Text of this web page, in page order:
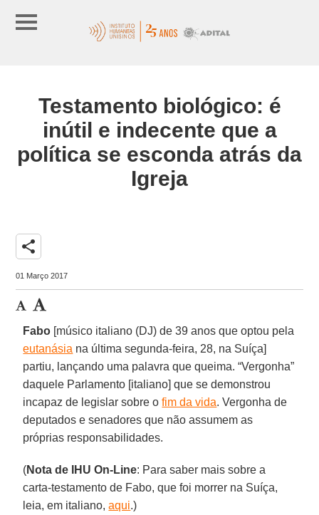
Testamento biológico: é
inútil e indecente que a
política se esconda atrás da
Igreja
share
01 Março 2017
Fabo [músico italiano (DJ) de 39 anos que optou pela
eutanásia na última segunda-feira, 28, na Suíça]
partiu, lançando uma palavra que queima. “Vergonha”
daquele Parlamento [italiano] que se demonstrou
incapaz de legislar sobre ofim da vida. Vergonha de
deputados e senadores que não assumem as
próprias responsabilidades.
(Nota de IHU On-Line: Para saber mais sobre a
carta-testamento de Fabo, que foi morrer na Suíça,
leia, em italiano,aqui.)